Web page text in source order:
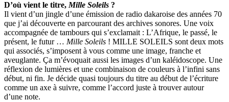
D’où vient le titre, Mille Soleils ?
Il vient d’un jingle d’une émission de radio dakaroise des années 70
que j’ai découverte en parcourant des archives sonores. Une voix
accompagnée de tambours qui s’exclamait : L’Afrique, le passé, le
présent, le futur … Mille Soleils ! MILLE SOLEILS sont deux mots
qui associés, s’imposent à vous comme une image, franche et
aveuglante. Ça m’évoquait aussi les images d’un kaléidoscope. Une
réflexion de lumières et une combinaison de couleurs à l’infini sans
début, ni fin. Je décide quasi toujours du titre au début de l’écriture
comme un axe à suivre, comme l’accord juste à trouver autour
d’une note.